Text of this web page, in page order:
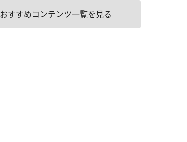
おすすめコンテンツ一覧を見る